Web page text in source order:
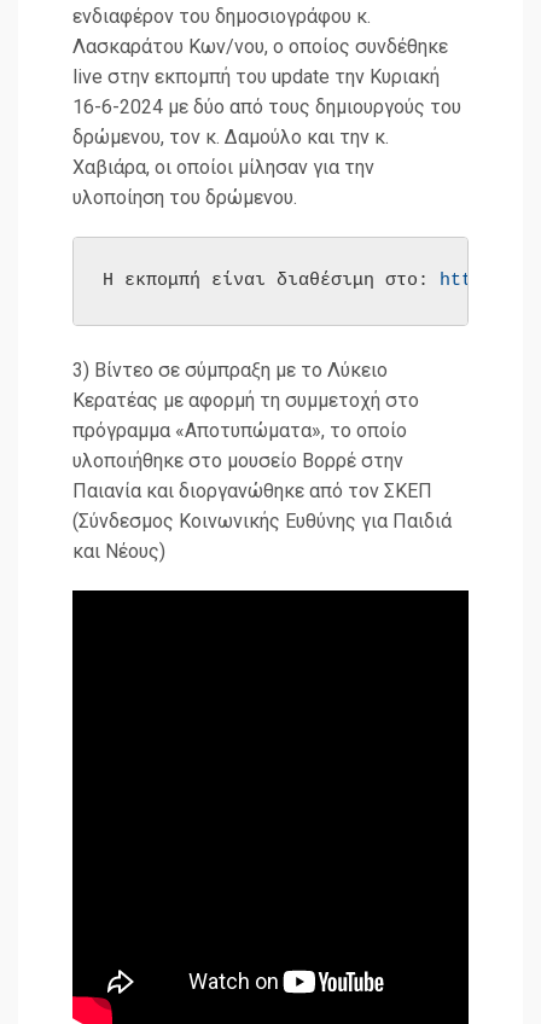
ενδιαφέρον του δημοσιογράφου κ.
Λασκαράτου Κων/νου, ο οποίος συνδέθηκε
live στην εκπομπή του update την Κυριακή
16-6-2024 με δύο από τους δημιουργούς του
δρώμενου, τον κ. Δαμούλο και την κ.
Χαβιάρα, οι οποίοι μίλησαν για την
υλοποίηση του δρώμενου.
Η εκπομπή είναι διαθέσιμη στο: https://
3) Βίντεο σε σύμπραξη με το Λύκειο
Κερατέας με αφορμή τη συμμετοχή στο
πρόγραμμα «Αποτυπώματα», το οποίο
υλοποιήθηκε στο μουσείο Βορρέ στην
Παιανία και διοργανώθηκε από τον ΣΚΕΠ
(Σύνδεσμος Κοινωνικής Ευθύνης για Παιδιά
και Νέους)